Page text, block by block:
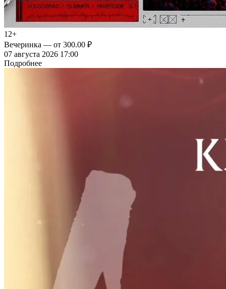
12+
Вечеринка — от 300.00 ₽
07 августа 2026 17:00
Подробнее